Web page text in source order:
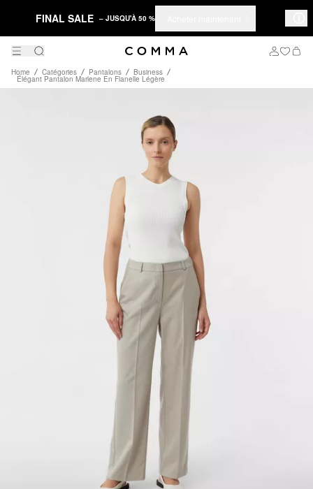
FINAL SALE – JUSQU'À 50 %
Home Catégories Pantalons Business
Élégant Pantalon Marlene En Flanelle Légère